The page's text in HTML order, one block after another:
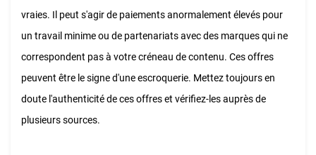
vraies. Il peut s'agir de paiements anormalement élevés pour
un travail minime ou de partenariats avec des marques qui ne
correspondent pas à votre créneau de contenu. Ces offres
peuvent être le signe d'une escroquerie. Mettez toujours en
doute l'authenticité de ces offres et vérifiez-les auprès de
plusieurs sources.